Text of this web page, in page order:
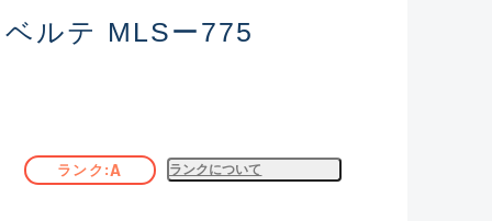
ルテ MLSー775
ランク A ランクについて